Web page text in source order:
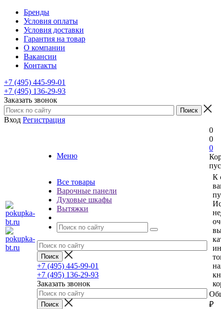
Бренды
Условия оплаты
Условия доставки
Гарантия на товар
О компании
Вакансии
Контакты
+7 (495) 445-99-01
+7 (495) 136-29-93
Заказать звонок
Вход Регистрация
Меню
Все товары
Варочные панели
Духовые шкафы
Вытяжки
+7 (495) 445-99-01
+7 (495) 136-29-93
Заказать звонок
0
0
0
К
₽